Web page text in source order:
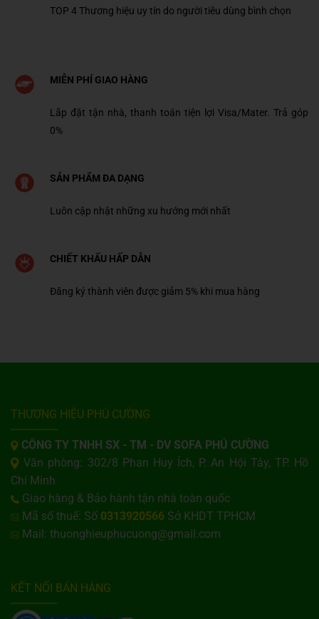
TOP 4 Thương hiệu uy tín do người tiêu dùng bình chọn
MIỄN PHÍ GIAO HÀNG
Lắp đặt tận nhà, thanh toán tiện lợi Visa/Mater. Trả góp
0%
SẢN PHẨM ĐA DẠNG
Luôn cập nhật những xu hướng mới nhất
CHIẾT KHẤU HẤP DẪN
Đăng ký thành viên được giảm 5% khi mua hàng
THƯƠNG HIỆU PHÚ CƯỜNG
CÔNG TY TNHH SX - TM - DV SOFA PHÚ CƯỜNG
Văn phòng: 302/8 Phan Huy Ích, P. An Hội Tây, TP. Hồ
Chí Minh
Giao hàng & Bảo hành tận nhà toàn quốc
Mã số thuế: Số 0313920566 Sở KHDT TPHCM
Mail: thuonghieuphucuong@gmail.com
KẾT NỐI BÁN HÀNG